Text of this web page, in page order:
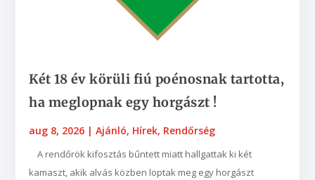
Két 18 év körüli fiú poénosnak tartotta,
ha meglopnak egy horgászt !
aug 8, 2026 |Ajánló, Hírek, Rendőrség
A rendőrök kifosztás bűntett miatt hallgattak ki két
kamaszt, akik alvás közben loptak meg egy horgászt